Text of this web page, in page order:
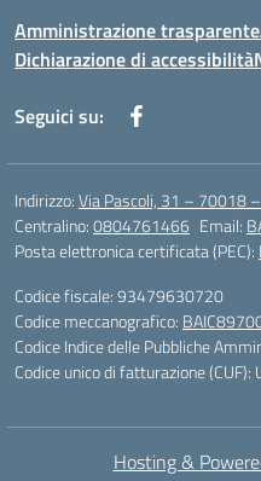
Amministrazione trasparente
Dichiarazione di accessibilità
Seguici su:
Indirizzo:Via Pascoli, 31 – 70018
Centralino:0804761466 Email:
Posta elettronica certificata (PEC):
Codice fiscale: 93479630720
Codice meccanografico:
Codice Indice delle Pubbliche
Codice unico di fatturazione (CUF):
Hosting &